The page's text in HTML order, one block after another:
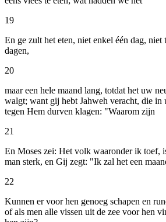
19
En ge zult het eten, niet enkel één dag,
dagen,
20
maar een hele maand lang, totdat het uw
walgt; want gij hebt Jahweh veracht, die in
tegen Hem durven klagen: "Waarom zijn
21
En Moses zei: Het volk waaronder ik toef,
man sterk, en Gij zegt: "Ik zal het een
22
Kunnen er voor hen genoeg schapen en
of als men alle vissen uit de zee voor hen